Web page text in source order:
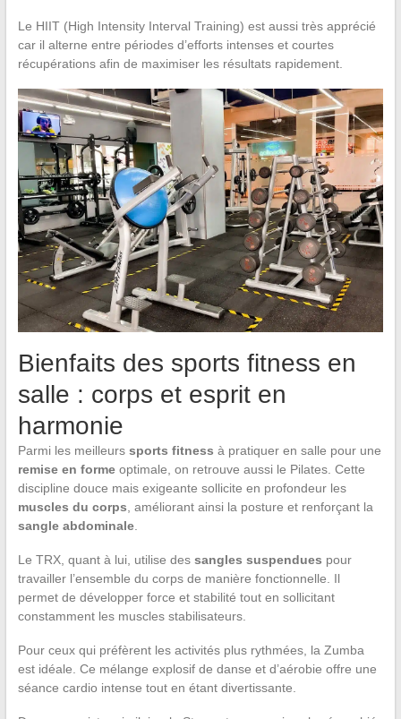
Le HIIT (High Intensity Interval Training) est aussi très apprécié
car il alterne entre périodes d’efforts intenses et courtes
récupérations afin de maximiser les résultats rapidement.
Bienfaits des sports fitness en
salle : corps et esprit en
harmonie
Parmi les meilleurs sports fitness à pratiquer en salle pour une
remise en formeoptimale, on retrouve aussi le Pilates. Cette
discipline douce mais exigeante sollicite en profondeur les
muscles du corps , améliorant ainsi la posture et renforçant la
sangle abdominale.
Le TRX, quant à lui, utilise des sangles suspendues pour
travailler l’ensemble du corps de manière fonctionnelle. Il
permet de développer force et stabilité tout en sollicitant
constamment les muscles stabilisateurs.
Pour ceux qui préfèrent les activités plus rythmées, la Zumba
est idéale. Ce mélange explosif de danse et d’aérobie offre une
séance cardio intense tout en étant divertissante.